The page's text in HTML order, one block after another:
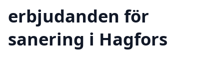
erbjudanden för
sanering i Hagfors